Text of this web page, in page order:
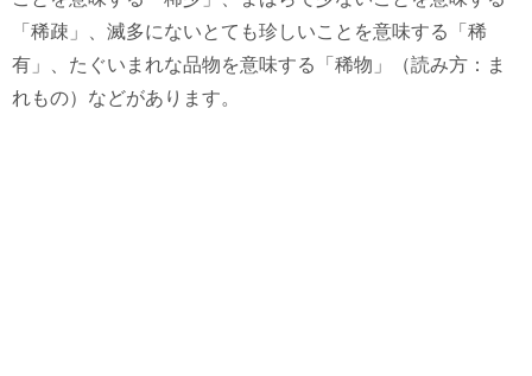
「稀疎」、滅多にないとても珍しいことを意味する「稀
有」、たぐいまれな品物を意味する「稀物」（読み方：ま
れもの）などがあります。